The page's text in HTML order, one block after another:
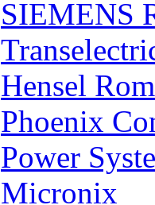
SIEMENS
Hensel
Phoenix
Power
Micronix